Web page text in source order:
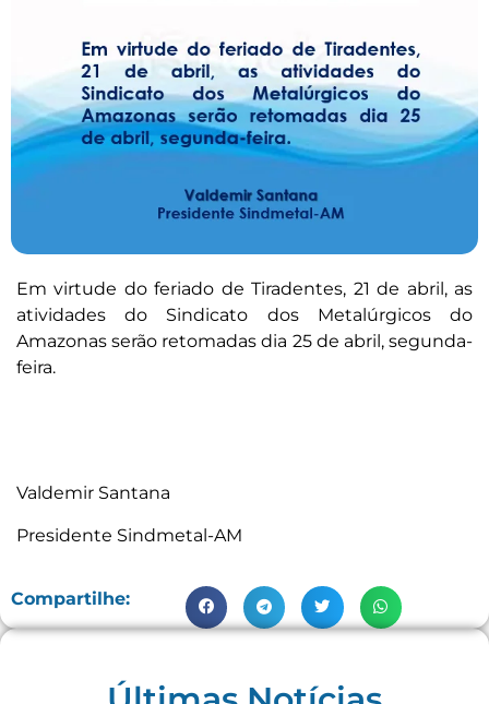
Em virtude do feriado de Tiradentes, 21 de abril, as
atividades do Sindicato dos Metalúrgicos do
Amazonas serão retomadas dia 25 de abril, segunda-
feira.
Valdemir Santana
Presidente Sindmetal-AM
Compartilhe: